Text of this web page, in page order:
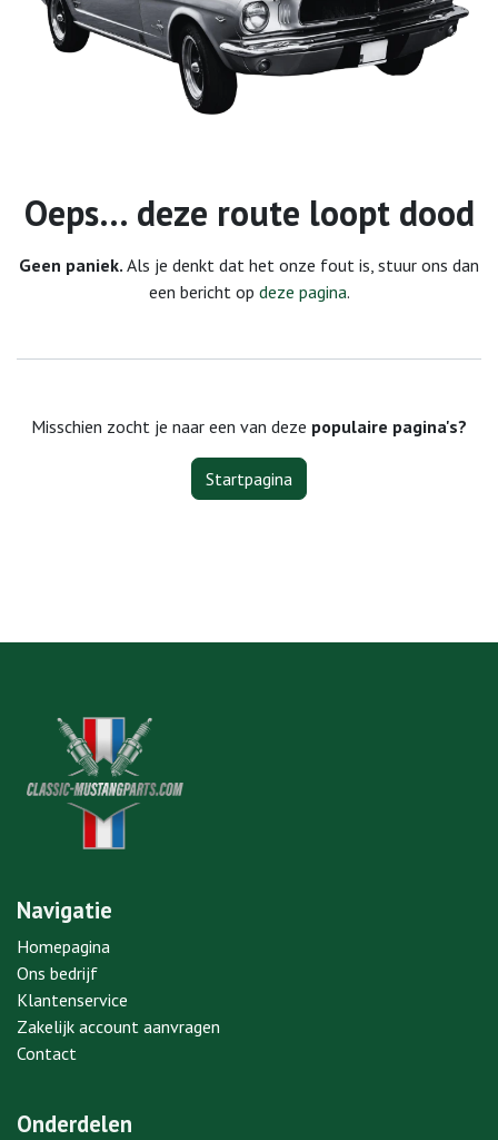
Fout 404
Oeps… deze route loopt dood
Geen paniek. Als je denkt dat het onze fout is, stuur ons dan
een bericht op deze pagina.
Misschien zocht je naar een van deze populaire pagina's?
Startpagina
Navigatie
Homepagina
Ons bedrijf
Klantenservice
Zakelijk account aanvragen
Contact
Onderdelen